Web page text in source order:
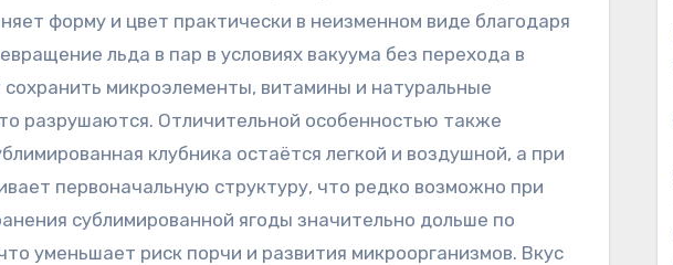
форму и цвет практически в неизменном виде благодаря
льда в пар в условиях вакуума без перехода в
микроэлементы, витамины и натуральные
разрушаются. Отличительной особенностью также
клубника остаётся легкой и воздушной, а при
первоначальную структуру, что редко возможно при
сублимированной ягоды значительно дольше по
уменьшает риск порчи и развития микроорганизмов. Вкус